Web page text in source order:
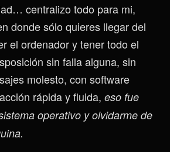
centralizo todo para mi,
donde sólo quieres llegar del
el ordenador y tener todo el
sin falla alguna, sin
molesto, con software
rápida y fluida, eso fue
operativo y olvidarme de